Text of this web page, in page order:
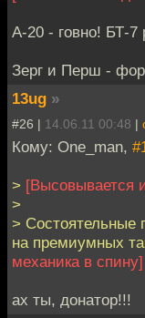
А-20 - говно! БТ-7
Зерг и Перш -
13ug »
#26 | 14.06.11 00:48 |
Кому: One_man,
> [Высовывается
>
> Cостоятельные
на премиумных
механика в спину]
ах ты, донатор!!!